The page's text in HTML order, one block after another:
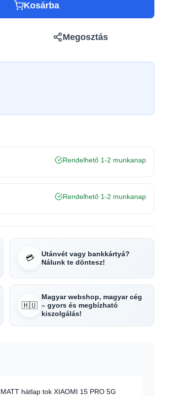
Kosárba
Megosztás
Rendelhető 1-2 munkanap
Rendelhető 1-2 munkanap
💳
Utánvét vagy bankkártyá?
Nálunk te döntesz!
🇭🇺
Magyar webshop, magyar cég
– gyors és megbízható
kiszolgálás!
MATT hátlap tok XIAOMI 15 PRO 5G